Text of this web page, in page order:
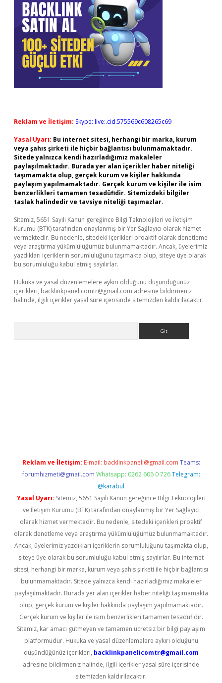
Reklam ve İletişim: Skype: live:.cid.575569c608265c69
Yasal Uyarı: Bu internet sitesi, herhangi bir marka, kurum
veya şahıs şirketi ile hiçbir bağlantısı bulunmamaktadır.
Sitede yalnızca kendi hazırladığımız makaleler
paylaşılmaktadır. Burada yer alan içerikler haber niteliği
taşımamakta olup, gerçek kurum ve kişiler hakkında
paylaşım yapılmamaktadır. Gerçek kurum ve kişiler ile isim
benzerlikleri tamamen tesadüfidir. Sitemizdeki bilgiler
taslak halindedir ve tavsiye niteliği taşımazlar.
Sitemiz, 5651 Sayılı Kanun gereğince Bilgi Teknolojileri ve İletişim
Kurumu (BTK) tarafından onaylanmış bir Yer Sağlayıcı olarak hizmet
vermektedir. Bu nedenle, sitedeki içerikleri proaktif olarak denetleme
veya araştırma yükümlülüğümüz bulunmamaktadır. Ancak, üyelerimiz
yazdıkları içeriklerin sorumluluğunu taşımakta olup, siteye üye olarak
bu sorumluluğu kabul etmiş sayılırlar.
Hukuka ve yasal düzenlemelere aykırı olduğunu düşündüğünüz
içerikleri, backlinkpanelicomtr@gmail.com adresine bildirmeniz
halinde, ilgili içerikler yasal süre içerisinde sitemizden kaldırılacaktır.
Reklam ve İletişim: E-mail: backlinkpaneli@gmail.com Teams:
forumhizmeti@gmail.com Whatsapp: 0262 606 0 726 Telegram:
@karabul
Yasal Uyarı: Sitemiz, 5651 Sayılı Kanun gereğince Bilgi Teknolojileri
ve İletişim Kurumu (BTK) tarafından onaylanmış bir Yer Sağlayıcı
olarak hizmet vermektedir. Bu nedenle, sitedeki içerikleri proaktif
olarak denetleme veya araştırma yükümlülüğümüz bulunmamaktadır.
Ancak, üyelerimiz yazdıkları içeriklerin sorumluluğunu taşımakta olup,
siteye üye olarak bu sorumluluğu kabul etmiş sayılırlar. Bu internet
sitesi, herhangi bir marka, kurum veya şahıs şirketi ile hiçbir bağlantısı
bulunmamaktadır. Sitede yalnızca kendi hazırladığımız makaleler
paylaşılmaktadır. Burada yer alan içerikler haber niteliği taşımamakta
olup, gerçek kurum ve kişiler hakkında paylaşım yapılmamaktadır.
Gerçek kurum ve kişiler ile isim benzerlikleri tamamen tesadüfidir.
Sitemiz, kar amacı gütmeyen ve tamamen ücretsiz bir bilgi paylaşım
platformudur. Hukuka ve yasal düzenlemelere aykırı olduğunu
düşündüğünüz içerikleri, backlinkpanelicomtr@gmail.com
adresine bildirmeniz halinde, ilgili içerikler yasal süre içerisinde
sitemizden kaldırılacaktır.